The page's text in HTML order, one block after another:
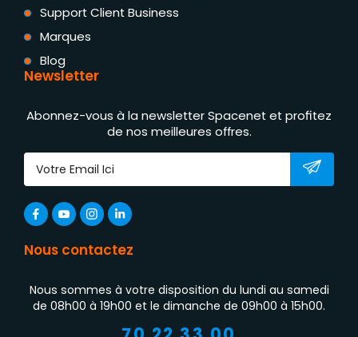
Support Client Business
Marques
Blog
Newsletter
Abonnez-vous à la newsletter Spacenet et profitez
de nos meilleures offres.
Nous contactez
Nous sommes à votre disposition du lundi au samedi
de 08h00 à 19h00 et le dimanche de 09h00 à 15h00.